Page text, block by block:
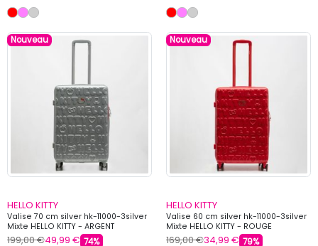
Nouveau
HELLO KITTY
Valise 70 cm silver hk-11000-3silver
Mixte HELLO KITTY - ARGENT
199,00 €49,99 € 74%
Nouveau
HELLO KITTY
Valise 60 cm silver hk-11000-3silver
Mixte HELLO KITTY - ROUGE
169,00 €34,99 € 79%